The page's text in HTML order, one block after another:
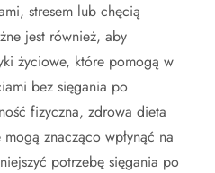
stresem lub chęcią
jest również, aby
życiowe, które pomogą w
bez sięgania po
fizyczna, zdrowa dieta
znacząco wpłynąć na
potrzebę sięgania po